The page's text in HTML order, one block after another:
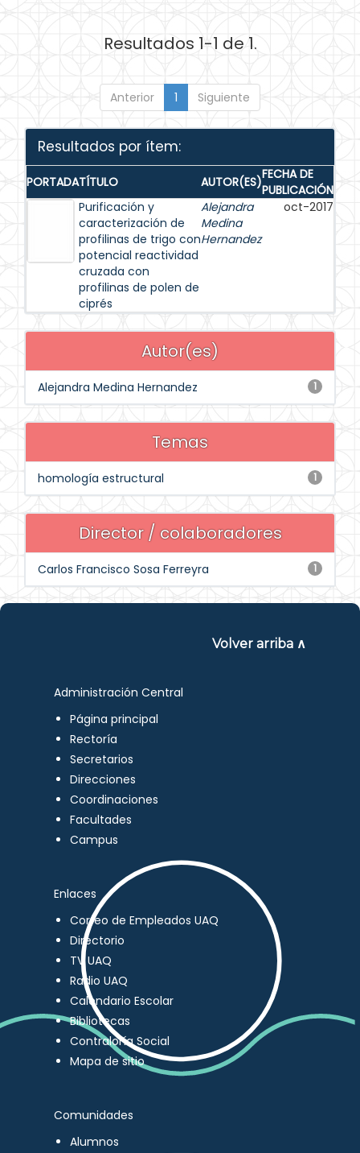
Resultados 1-1 de 1.
Anterior 1 Siguiente
Resultados por ítem:
PORTADATÍTULO AUTOR(ES)FECHA DE
PUBLICACIÓN
Purificación y
caracterización de
profilinas de trigo con
potencial reactividad
cruzada con
profilinas de polen de
ciprés
Alejandra
Medina
Hernandez
oct-2017
Autor(es)
1
Alejandra Medina Hernandez
Temas
1
homología estructural
Director / colaboradores
1
Carlos Francisco Sosa Ferreyra
Volver arriba ∧
Administración Central
Página principal
Rectoría
Secretarios
Direcciones
Coordinaciones
Facultades
Campus
Enlaces
Correo de Empleados UAQ
Directorio
TV UAQ
Radio UAQ
Calendario Escolar
Bibliotecas
Contraloría Social
Mapa de sitio
Comunidades
Alumnos